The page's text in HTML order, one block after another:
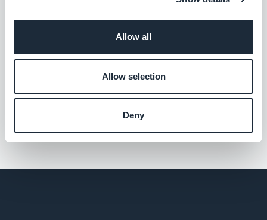
Allow all
Allow selection
Deny
auch in Ihrer App.
Podcast-Feed
Bieten Sie Ihren Nutzern direkten Zugang
zu Ihren Podcasts.